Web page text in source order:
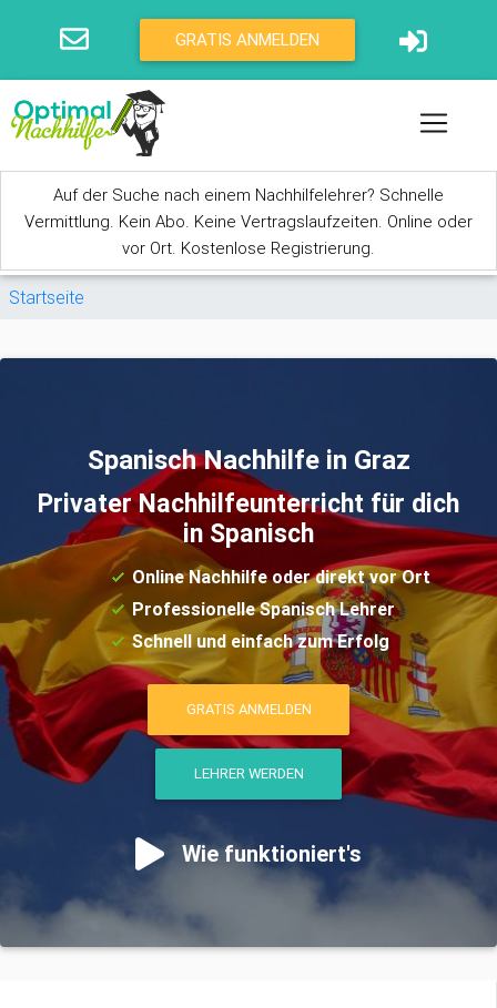
GRATIS ANMELDEN
Auf der Suche nach einem Nachhilfelehrer? Schnelle
Vermittlung. Kein Abo. Keine Vertragslaufzeiten. Online oder
vor Ort. Kostenlose Registrierung.
Sie sind hier
Startseite
Spanisch Nachhilfe in Graz
Privater Nachhilfeunterricht für dich
in Spanisch
Online Nachhilfe oder direkt vor Ort
Professionelle Spanisch Lehrer
Schnell und einfach zum Erfolg
GRATIS ANMELDEN
LEHRER WERDEN
Wie funktioniert's